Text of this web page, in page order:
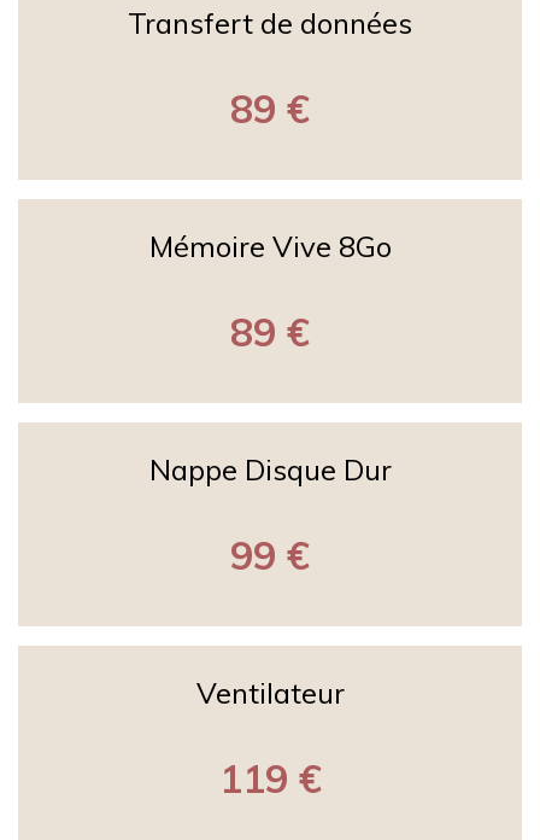
Transfert de données
89 €
Mémoire Vive 8Go
89 €
Nappe Disque Dur
99 €
Ventilateur
119 €